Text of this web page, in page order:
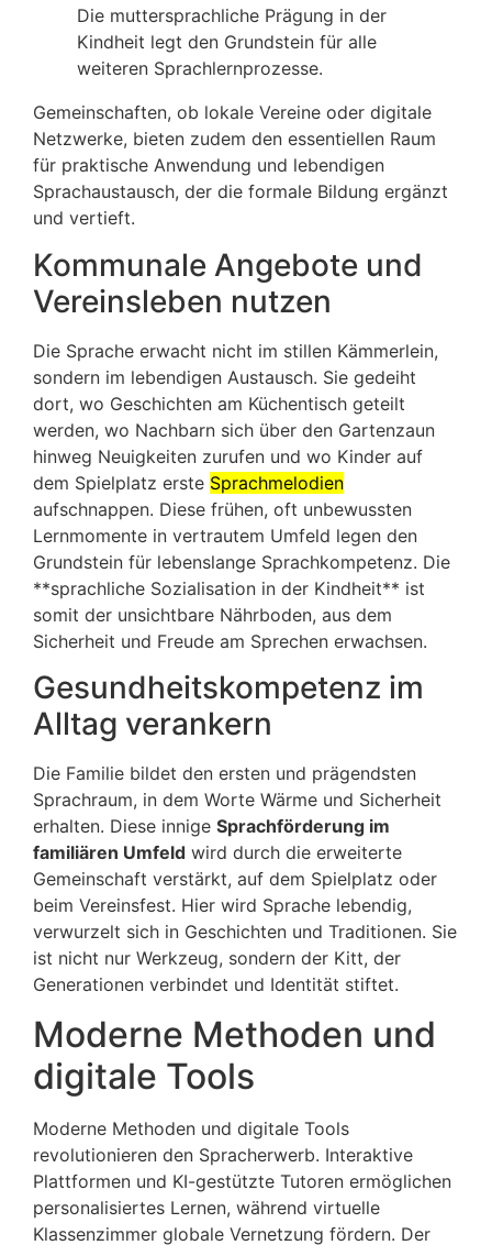
Die muttersprachliche Prägung in der
Kindheit legt den Grundstein für alle
weiteren Sprachlernprozesse.
Gemeinschaften, ob lokale Vereine oder digitale
Netzwerke, bieten zudem den essentiellen Raum
für praktische Anwendung und lebendigen
Sprachaustausch, der die formale Bildung ergänzt
und vertieft.
Kommunale Angebote und
Vereinsleben nutzen
Die Sprache erwacht nicht im stillen Kämmerlein,
sondern im lebendigen Austausch. Sie gedeiht
dort, wo Geschichten am Küchentisch geteilt
werden, wo Nachbarn sich über den Gartenzaun
hinweg Neuigkeiten zurufen und wo Kinder auf
dem Spielplatz erste Sprachmelodien
aufschnappen. Diese frühen, oft unbewussten
Lernmomente in vertrautem Umfeld legen den
Grundstein für lebenslange Sprachkompetenz. Die
**sprachliche Sozialisation in der Kindheit** ist
somit der unsichtbare Nährboden, aus dem
Sicherheit und Freude am Sprechen erwachsen.
Gesundheitskompetenz im
Alltag verankern
Die Familie bildet den ersten und prägendsten
Sprachraum, in dem Worte Wärme und Sicherheit
erhalten. Diese innige Sprachförderung im
familiären Umfeld wird durch die erweiterte
Gemeinschaft verstärkt, auf dem Spielplatz oder
beim Vereinsfest. Hier wird Sprache lebendig,
verwurzelt sich in Geschichten und Traditionen. Sie
ist nicht nur Werkzeug, sondern der Kitt, der
Generationen verbindet und Identität stiftet.
Moderne Methoden und
digitale Tools
Moderne Methoden und digitale Tools
revolutionieren den Spracherwerb. Interaktive
Plattformen und KI-gestützte Tutoren ermöglichen
personalisiertes Lernen, während virtuelle
Klassenzimmer globale Vernetzung fördern. Der